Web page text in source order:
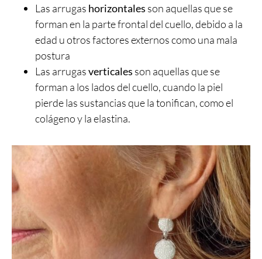
Las arrugas horizontales son aquellas que se
forman en la parte frontal del cuello, debido a la
edad u otros factores externos como una mala
postura
Las arrugasverticales son aquellas que se
forman a los lados del cuello, cuando la piel
pierde las sustancias que la tonifican, como el
colágeno y la elastina.